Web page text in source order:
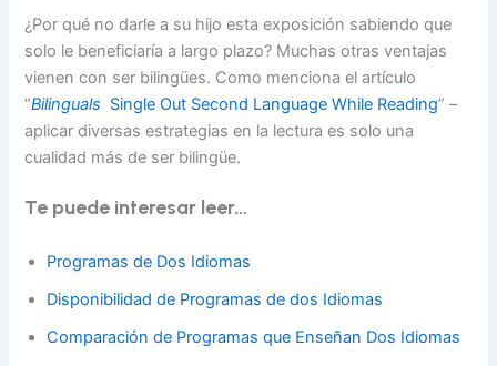
¿Por qué no darle a su hijo esta exposición sabiendo que
solo le beneficiaría a largo plazo? Muchas otras ventajas
vienen con ser bilingües. Como menciona el artículo
“Bilinguals Single Out Second Language While Reading” –
aplicar diversas estrategias en la lectura es solo una
cualidad más de ser bilingüe.
Te puede interesar leer…
Programas de Dos Idiomas
Disponibilidad de Programas de dos Idiomas
Comparación de Programas que Enseñan Dos Idiomas